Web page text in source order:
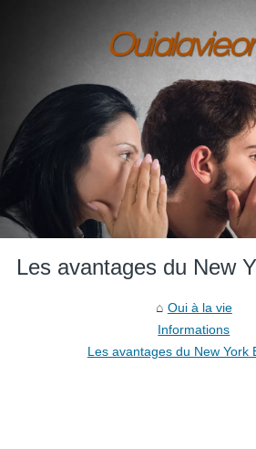
Les avantages du New
Oui à la vie
Informations
Les avantages du New York